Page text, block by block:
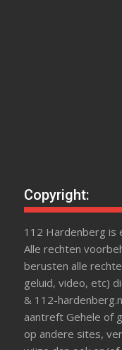
Copyright:
112 Hardenberg is
Alle rechten
berusten alle
geluid, video, etc)
& 112-
aantreft Gehele of
op andere sites,